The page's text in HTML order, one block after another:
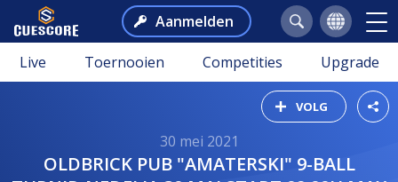
Aanmelden
Live Toernooien Competities Upgrade
VOLG
30 mei 2021
OLDBRICK PUB "AMATERSKI" 9-BALL